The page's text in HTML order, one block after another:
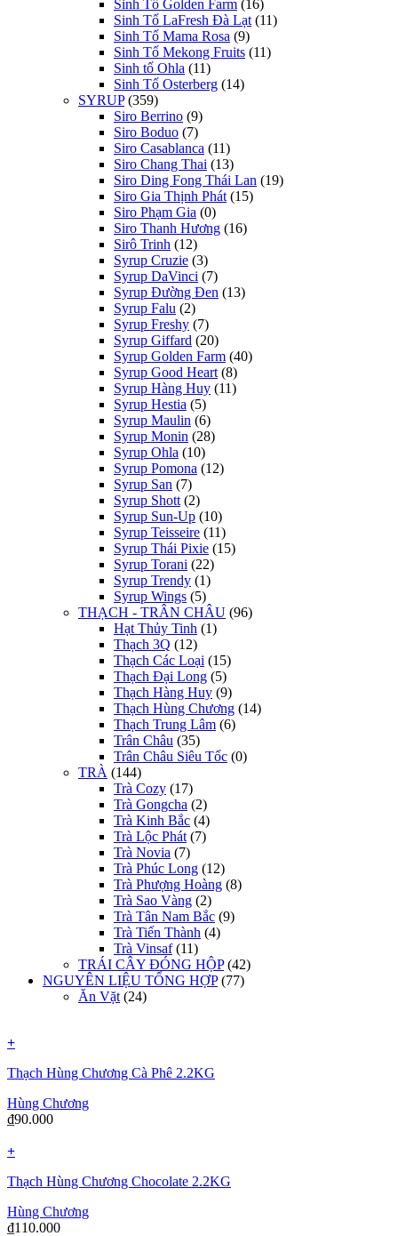
Sinh Tố Golden Farm (16)
Sinh Tố LaFresh Đà Lạt (11)
Sinh Tố Mama Rosa (9)
Sinh Tố Mekong Fruits (11)
Sinh tố Ohla (11)
Sinh Tố Osterberg (14)
SYRUP (359)
Siro Berrino (9)
Siro Boduo (7)
Siro Casablanca (11)
Siro Chang Thai (13)
Siro Ding Fong Thái Lan (19)
Siro Gia Thịnh Phát (15)
Siro Phạm Gia (0)
Siro Thanh Hương (16)
Sirô Trinh (12)
Syrup Cruzie (3)
Syrup DaVinci (7)
Syrup Đường Đen (13)
Syrup Falu (2)
Syrup Freshy (7)
Syrup Giffard (20)
Syrup Golden Farm (40)
Syrup Good Heart (8)
Syrup Hàng Huy (11)
Syrup Hestia (5)
Syrup Maulin (6)
Syrup Monin (28)
Syrup Ohla (10)
Syrup Pomona (12)
Syrup San (7)
Syrup Shott (2)
Syrup Sun-Up (10)
Syrup Teisseire (11)
Syrup Thái Pixie (15)
Syrup Torani (22)
Syrup Trendy (1)
Syrup Wings (5)
THẠCH - TRÂN CHÂU (96)
Hạt Thủy Tinh (1)
Thạch 3Q (12)
Thạch Các Loại (15)
Thạch Đại Long (5)
Thạch Hàng Huy (9)
Thạch Hùng Chương (14)
Thạch Trung Lâm (6)
Trân Châu (35)
Trân Châu Siêu Tốc (0)
TRÀ (144)
Trà Cozy (17)
Trà Gongcha (2)
Trà Kinh Bắc (4)
Trà Lộc Phát (7)
Trà Novia (7)
Trà Phúc Long (12)
Trà Phượng Hoàng (8)
Trà Sao Vàng (2)
Trà Tân Nam Bắc (9)
Trà Tiến Thành (4)
Trà Vinsaf (11)
TRÁI CÂY ĐÓNG HỘP (42)
NGUYÊN LIỆU TỔNG HỢP (77)
Ăn Vặt (24)
+
Thạch Hùng Chương Cà Phê 2.2KG
Hùng Chương
₫90.000
+
Thạch Hùng Chương Chocolate 2.2KG
Hùng Chương
₫110.000